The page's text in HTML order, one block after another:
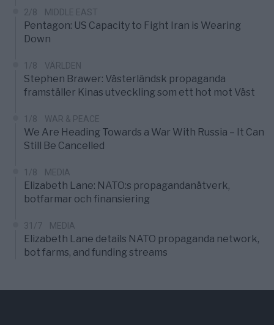
2/8 MIDDLE EAST
Pentagon: US Capacity to Fight Iran is Wearing
Down
1/8 VÄRLDEN
Stephen Brawer: Västerländsk propaganda
framställer Kinas utveckling som ett hot mot Väst
1/8 WAR & PEACE
We Are Heading Towards a War With Russia – It Can
Still Be Cancelled
1/8 MEDIA
Elizabeth Lane: NATO:s propagandanätverk,
botfarmar och finansiering
31/7 MEDIA
Elizabeth Lane details NATO propaganda network,
bot farms, and funding streams